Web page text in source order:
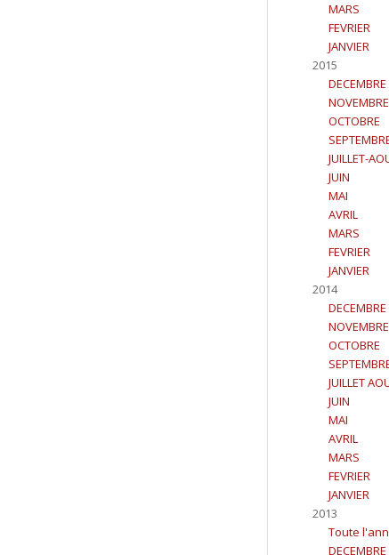
MARS
FEVRIER
JANVIER
2015
DECEMBRE
NOVEMBRE
OCTOBRE
JUILLET-
JUIN
MAI
AVRIL
MARS
FEVRIER
JANVIER
2014
DECEMBRE
NOVEMBRE
OCTOBRE
JUILLET
JUIN
MAI
AVRIL
MARS
FEVRIER
JANVIER
2013
Toute
DECEMBRE